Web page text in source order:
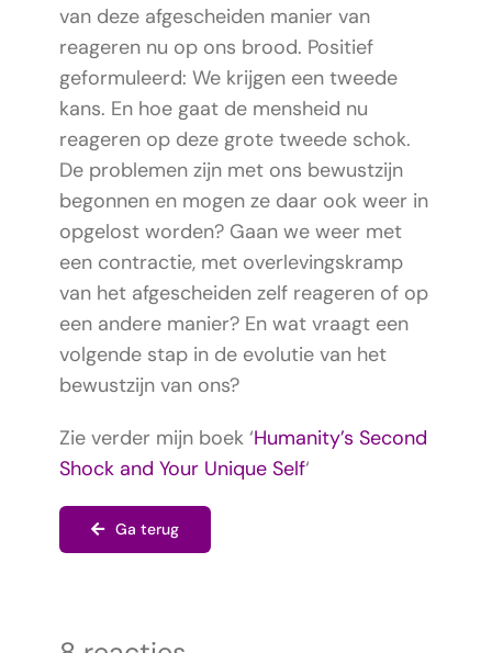
van deze afgescheiden manier van
reageren nu op ons brood. Positief
geformuleerd: We krijgen een tweede
kans. En hoe gaat de mensheid nu
reageren op deze grote tweede schok.
De problemen zijn met ons bewustzijn
begonnen en mogen ze daar ook weer in
opgelost worden? Gaan we weer met
een contractie, met overlevingskramp
van het afgescheiden zelf reageren of op
een andere manier? En wat vraagt een
volgende stap in de evolutie van het
bewustzijn van ons?
Zie verder mijn boek ‘Humanity’s Second
Shock and Your Unique Self‘
Ga terug